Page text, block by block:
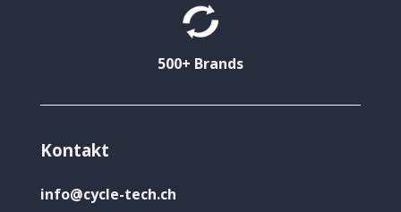
500+ Brands
Kontakt
info@cycle-tech.ch